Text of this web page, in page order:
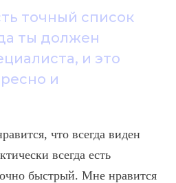
точный список
ты должен
и это
и
что всегда виден
всегда есть
быстрый. Мне нравится